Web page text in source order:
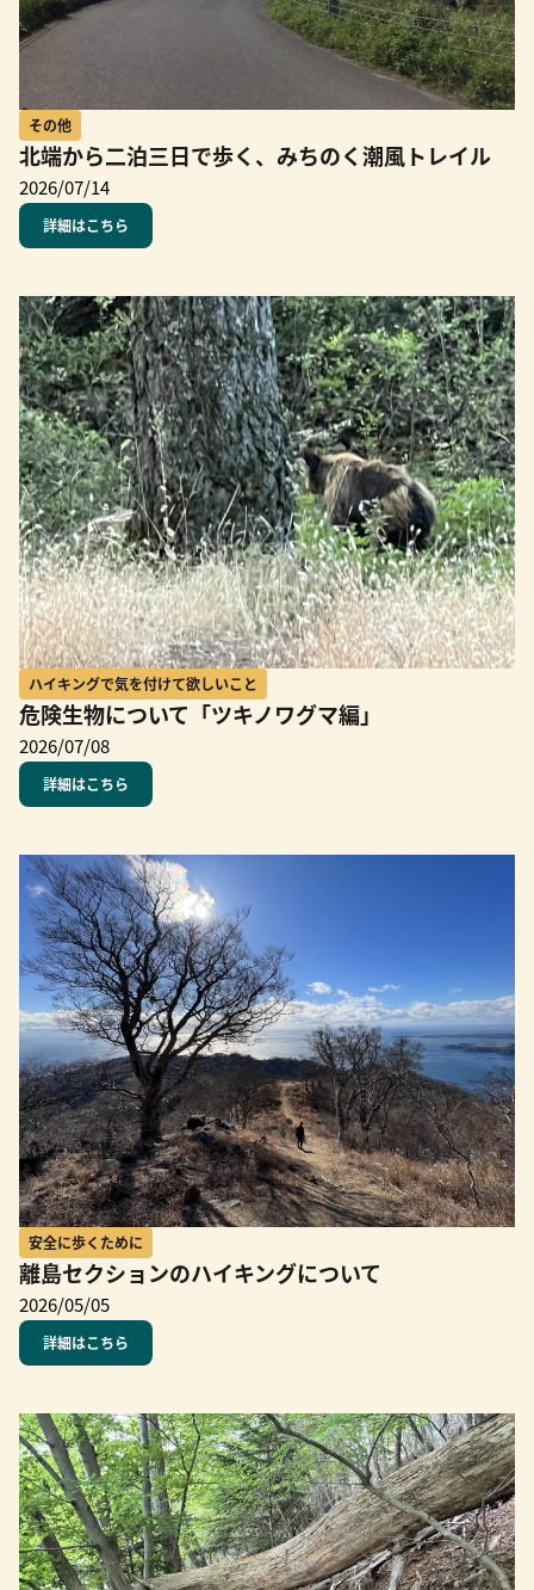
その他
北端から二泊三日で歩く、みちのく潮風トレイル
2026/07/14
詳細はこちら
ハイキングで気を付けて欲しいこと
危険生物について「ツキノワグマ編」
2026/07/08
詳細はこちら
安全に歩くために
離島セクションのハイキングについて
2026/05/05
詳細はこちら